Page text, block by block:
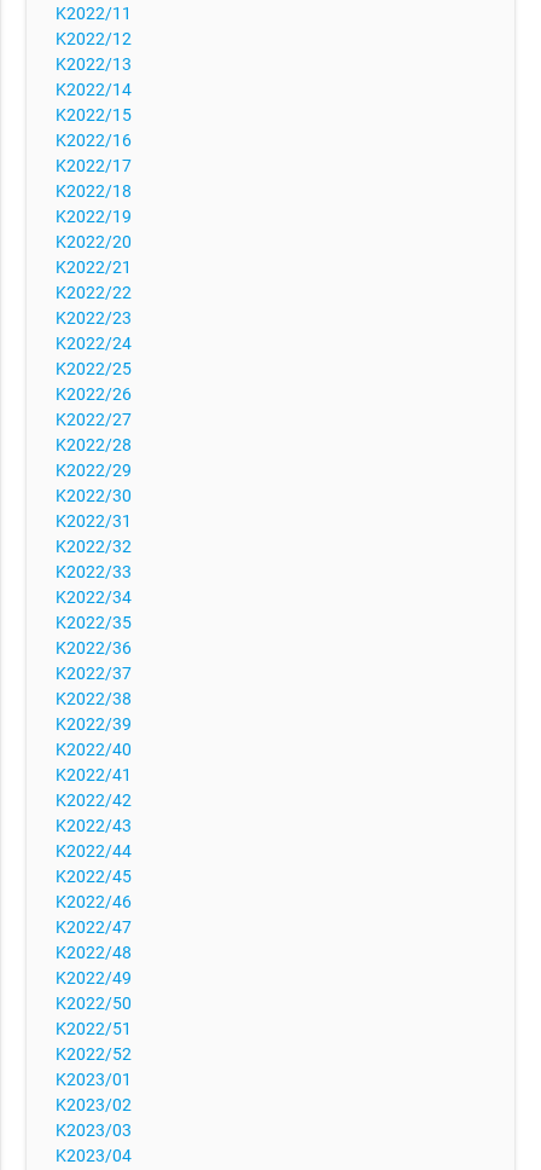
K2022/11
K2022/12
K2022/13
K2022/14
K2022/15
K2022/16
K2022/17
K2022/18
K2022/19
K2022/20
K2022/21
K2022/22
K2022/23
K2022/24
K2022/25
K2022/26
K2022/27
K2022/28
K2022/29
K2022/30
K2022/31
K2022/32
K2022/33
K2022/34
K2022/35
K2022/36
K2022/37
K2022/38
K2022/39
K2022/40
K2022/41
K2022/42
K2022/43
K2022/44
K2022/45
K2022/46
K2022/47
K2022/48
K2022/49
K2022/50
K2022/51
K2022/52
K2023/01
K2023/02
K2023/03
K2023/04